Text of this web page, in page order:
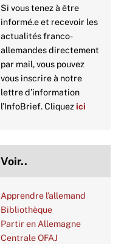
Si vous tenez à être
informé.e et recevoir les
actualités franco-
allemandes directement
par mail, vous pouvez
vous inscrire à notre
lettre d’information
l’InfoBrief. Cliquezici
Voir..
Apprendre l’allemand
Bibliothèque
Partir en Allemagne
Centrale OFAJ